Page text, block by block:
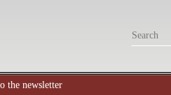
the newsletter